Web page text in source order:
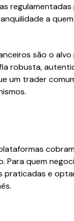
a
são o
robusta,
um trader
quem
praticadas e